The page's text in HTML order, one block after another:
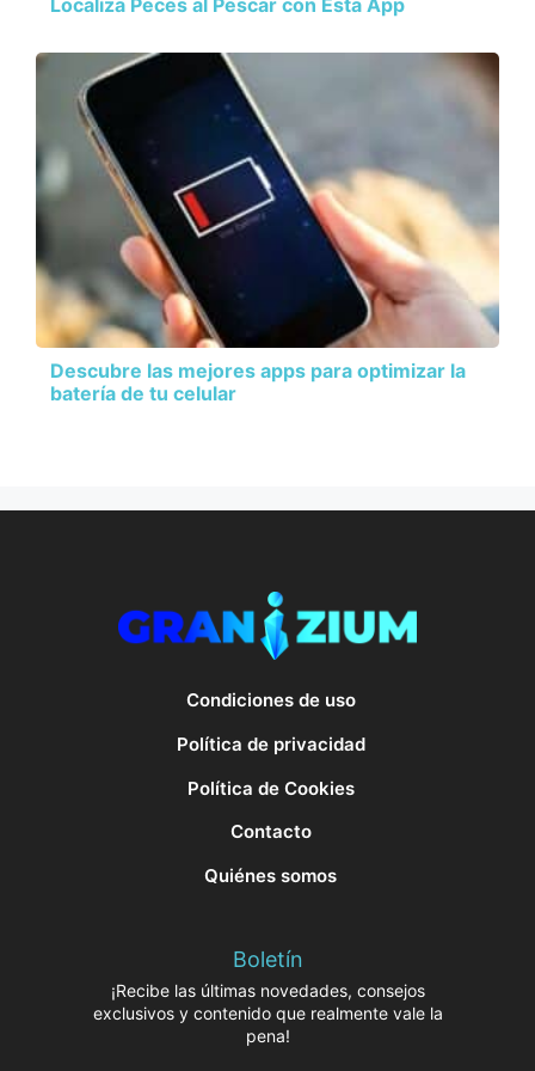
Descubre las mejores apps para optimizar la
batería de tu celular
Condiciones de uso
Política de privacidad
Política de Cookies
Contacto
Quiénes somos
Boletín
¡Recibe las últimas novedades, consejos
exclusivos y contenido que realmente vale la
pena!